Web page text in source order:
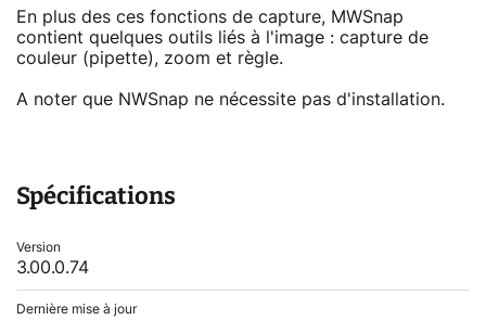
En plus des ces fonctions de capture, MWSnap
contient quelques outils liés à l'image : capture de
couleur (pipette), zoom et règle.
A noter que NWSnap ne nécessite pas d'installation.
Spécifications
Version
3.00.0.74
Dernière mise à jour